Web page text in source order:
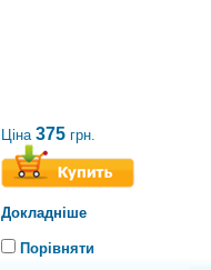
Ціна 375 грн.
Докладніше
Порівняти